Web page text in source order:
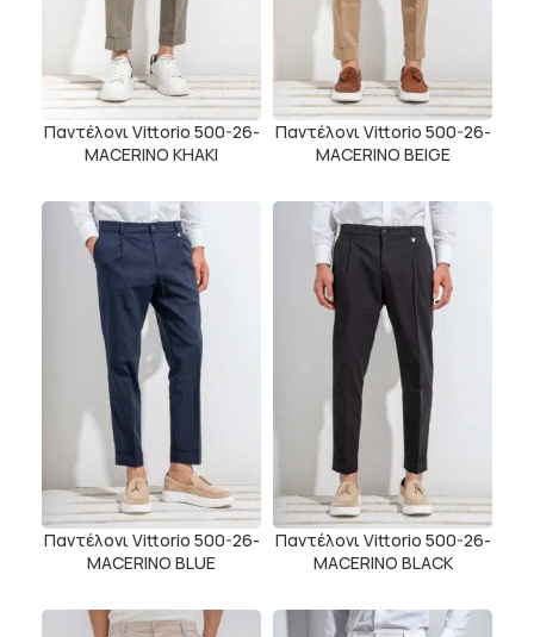
Παντέλονι Vittorio 500-26-
MACERINO KHAKI
Παντέλονι Vittorio 500-26-
MACERINO BEIGE
Παντέλονι Vittorio 500-26-
MACERINO BLUE
Παντέλονι Vittorio 500-26-
MACERINO BLACK